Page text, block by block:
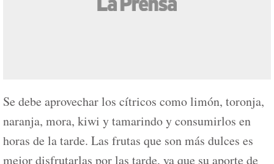
Se debe aprovechar los cítricos como limón, toronja,
naranja, mora, kiwi y tamarindo y consumirlos en
horas de la tarde. Las frutas que son más dulces es
mejor disfrutarlas por las tarde, ya que su aporte de